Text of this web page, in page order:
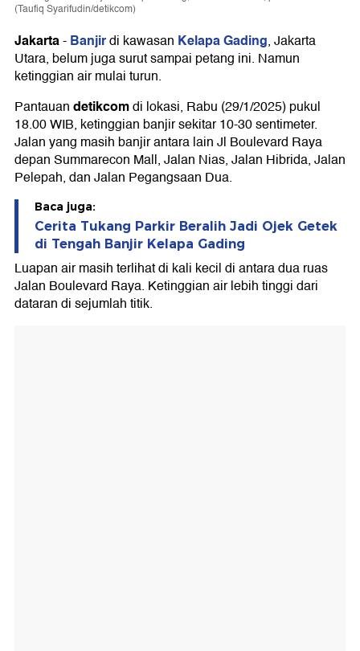
(Taufiq Syarifudin/detikcom)
Jakarta-Banjirdi kawasan Kelapa Gading, Jakarta
Utara, belum juga surut sampai petang ini. Namun
ketinggian air mulai turun.
Pantauandetikcomdi lokasi, Rabu (29/1/2025) pukul
18.00 WIB, ketinggian banjir sekitar 10-30 sentimeter.
Jalan yang masih banjir antara lain Jl Boulevard Raya
depan Summarecon Mall, Jalan Nias, Jalan Hibrida, Jalan
Pelepah, dan Jalan Pegangsaan Dua.
Baca juga:
Cerita Tukang Parkir Beralih Jadi Ojek Getek
di Tengah Banjir Kelapa Gading
Luapan air masih terlihat di kali kecil di antara dua ruas
Jalan Boulevard Raya. Ketinggian air lebih tinggi dari
dataran di sejumlah titik.